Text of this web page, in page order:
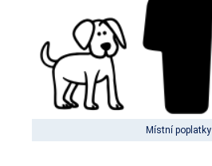
Místní poplatky